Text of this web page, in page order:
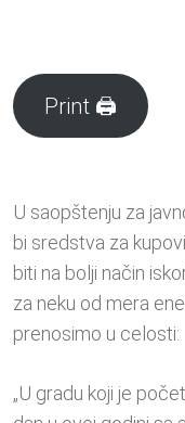
Print 🖨
U saopštenju za
bi sredstva za
biti na bolji način
za neku od mera
prenosimo u celosti:
„U gradu koji je